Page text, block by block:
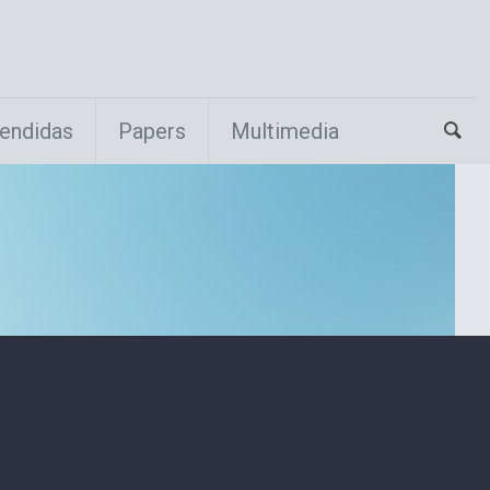
Papers Multimedia